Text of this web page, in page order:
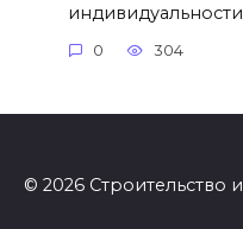
индивидуальности
0 304
© 2026 Строительство